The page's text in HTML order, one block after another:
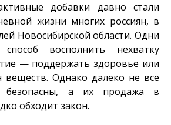
добавки давно стали
жизни многих россиян, в
Новосибирской области. Одни
восполнить нехватку
— поддержать здоровье или
веществ. Однако далеко не все
безопасны, а их продажа в
обходит закон.